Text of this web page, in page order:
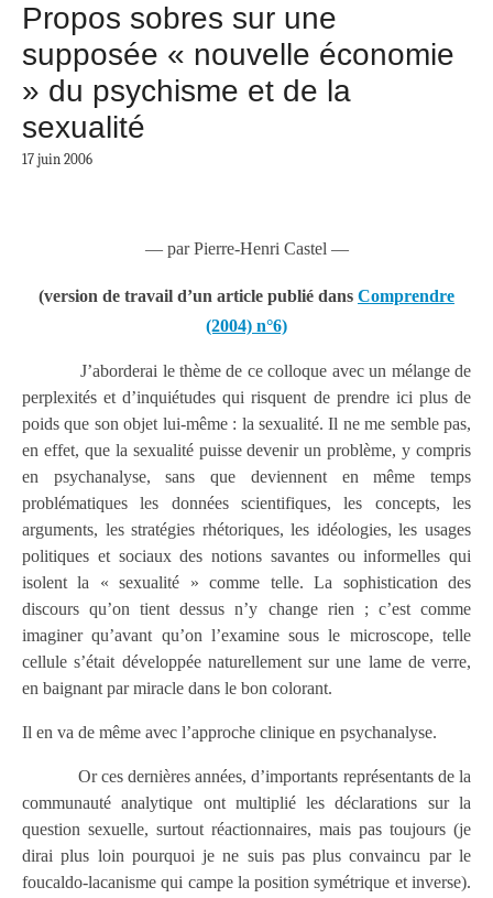
Propos sobres sur une
supposée « nouvelle économie
» du psychisme et de la
sexualité
17 juin 2006
— par Pierre-Henri Castel —
(version de travail d’un article publié dans Comprendre
(2004) n°6)
J’aborderai le thème de ce colloque avec un mélange de
perplexités et d’inquiétudes qui risquent de prendre ici plus de
poids que son objet lui-même : la sexualité. Il ne me semble pas,
en effet, que la sexualité puisse devenir un problème, y compris
en psychanalyse, sans que deviennent en même temps
problématiques les données scientifiques, les concepts, les
arguments, les stratégies rhétoriques, les idéologies, les usages
politiques et sociaux des notions savantes ou informelles qui
isolent la « sexualité » comme telle. La sophistication des
discours qu’on tient dessus n’y change rien ; c’est comme
imaginer qu’avant qu’on l’examine sous le microscope, telle
cellule s’était développée naturellement sur une lame de verre,
en baignant par miracle dans le bon colorant.
Il en va de même avec l’approche clinique en psychanalyse.
Or ces dernières années, d’importants représentants de la
communauté analytique ont multiplié les déclarations sur la
question sexuelle, surtout réactionnaires, mais pas toujours (je
dirai plus loin pourquoi je ne suis pas plus convaincu par le
foucaldo-lacanisme qui campe la position symétrique et inverse).